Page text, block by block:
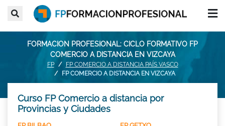
FORMACION PROFESIONAL: CICLO FORMATIVO FP
COMERCIO A DISTANCIA EN VIZCAYA
FP
FP COMERCIO A DISTANCIA PAÍS VASCO
FP COMERCIO A DISTANCIA EN VIZCAYA
Curso FP Comercio a distancia por
Provincias y Ciudades